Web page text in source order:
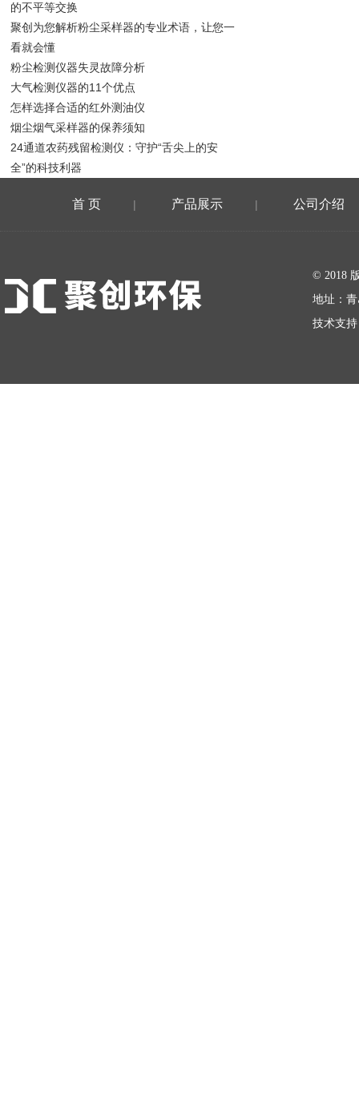
的不平等交换
聚创为您解析粉尘采样器的专业术语，让您一
看就会懂
粉尘检测仪器失灵故障分析
大气检测仪器的11个优点
怎样选择合适的红外测油仪
烟尘烟气采样器的保养须知
24通道农药残留检测仪：守护“舌尖上的安
全”的科技利器
首 页 | 产品展示 | 公司介绍
© 2018
地址：
技术支